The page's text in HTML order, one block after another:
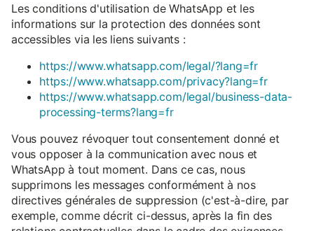
Les conditions d'utilisation de WhatsApp et les
informations sur la protection des données sont
accessibles via les liens suivants :
https://www.whatsapp.com/legal/?lang=fr
https://www.whatsapp.com/privacy?lang=fr
https://www.whatsapp.com/legal/business-data-
processing-terms?lang=fr
Vous pouvez révoquer tout consentement donné et
vous opposer à la communication avec nous et
WhatsApp à tout moment. Dans ce cas, nous
supprimons les messages conformément à nos
directives générales de suppression (c'est-à-dire, par
exemple, comme décrit ci-dessus, après la fin des